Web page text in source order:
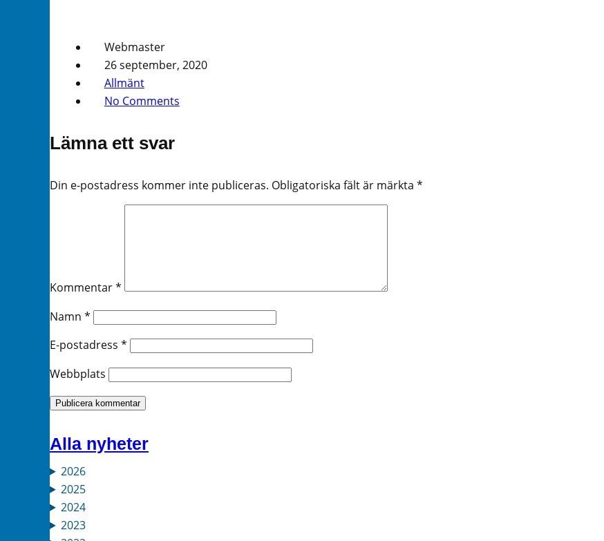
Webmaster
26 september, 2020
Allmänt
No Comments
Lämna ett svar
Din e-postadress kommer inte publiceras. Obligatoriska fält är märkta *
Kommentar*
Namn *
E-postadress *
Webbplats
Alla nyheter
2026
2025
2024
2023